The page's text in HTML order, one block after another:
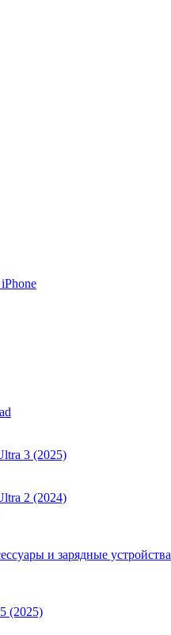
3 (2025)
2 (2024)
и зарядные устройства
(2025)